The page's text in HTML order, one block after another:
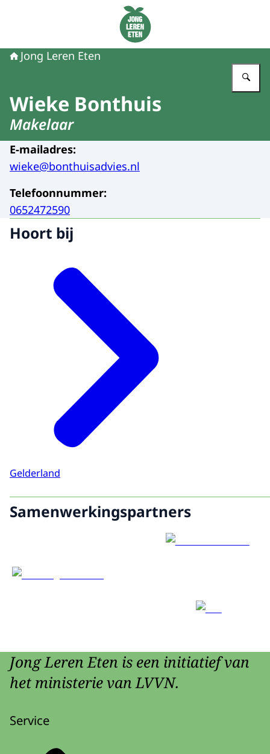
Naar de homepage van Jong Leren Eten
Jong Leren Eten
Wieke Bonthuis
Makelaar
E-mailadres:
wieke@bonthuisadvies.nl
Telefoonnummer:
0652472590
Hoort bij
Gelderland
Samenwerkingspartners
Jong Leren Eten is een initiatief van
het ministerie van LVVN.
Service